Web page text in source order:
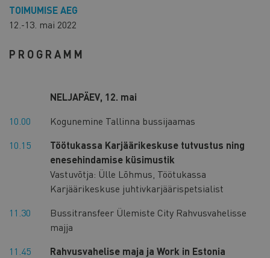
TOIMUMISE AEG
12.-13. mai 2022
PROGRAMM
NELJAPÄEV, 12. mai
10.00
Kogunemine Tallinna bussijaamas
10.15
Töötukassa Karjäärikeskuse tutvustus ning
enesehindamise küsimustik
Vastuvõtja: Ülle Lõhmus, Töötukassa
Karjäärikeskuse juhtivkarjäärispetsialist
11.30
Bussitransfeer Ülemiste City Rahvusvahelisse
majja
11.45
Rahvusvahelise maja ja Work in Estonia